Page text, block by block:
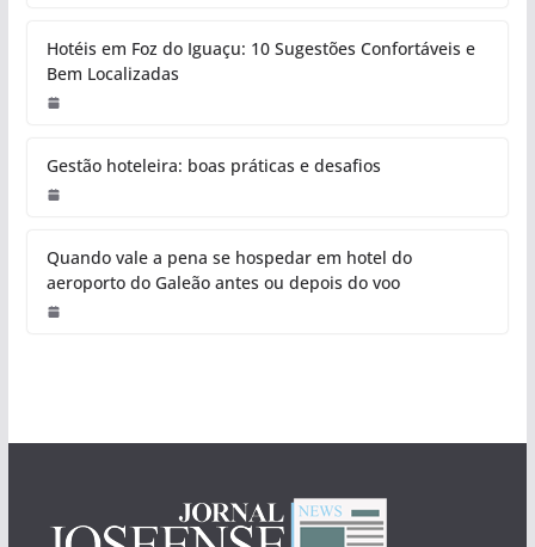
Hotéis em Foz do Iguaçu: 10 Sugestões Confortáveis e
Bem Localizadas
Gestão hoteleira: boas práticas e desafios
Quando vale a pena se hospedar em hotel do
aeroporto do Galeão antes ou depois do voo